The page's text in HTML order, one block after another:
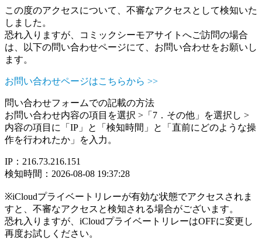
この度のアクセスについて、不審なアクセスとして検知いた
しました。
恐れ入りますが、コミックシーモアサイトへご訪問の場合
は、以下の問い合わせページにて、お問い合わせをお願いし
ます。
お問い合わせページはこちらから >>
問い合わせフォームでの記載の方法
お問い合わせ内容の項目を選択 >「7．その他」を選択し >
内容の項目に「IP」と「検知時間」と「直前にどのような操
作を行われたか」を入力。
IP：216.73.216.151
検知時間：2026-08-08 19:37:28
※iCloudプライベートリレーが有効な状態でアクセスされま
すと、不審なアクセスと検知される場合がございます。
恐れ入りますが、iCloudプライベートリレーはOFFに変更し
再度お試しください。